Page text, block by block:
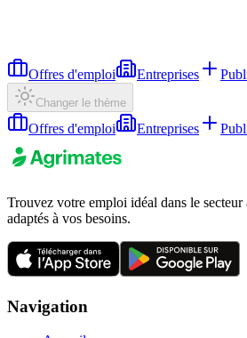
Offres d'emploi Entreprises
Changer le thème
Offres d'emploi Entreprises
Trouvez votre emploi idéal dans le
adaptés à vos besoins.
Navigation